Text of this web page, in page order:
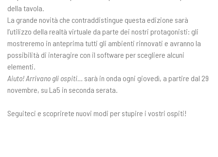
della tavola.
La grande novità che contraddistingue questa edizione sarà
l’utilizzo della realtà virtuale da parte dei nostri protagonisti: gli
mostreremo in anteprima tutti gli ambienti rinnovati e avranno la
possibilità di interagire con il software per scegliere alcuni
elementi.
Aiuto! Arrivano gli ospiti… sarà in onda ogni giovedì, a partire dal 29
novembre, su La5 in seconda serata.
Seguiteci e scoprirete nuovi modi per stupire i vostri ospiti!